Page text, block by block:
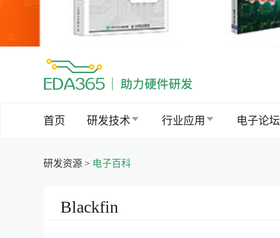
首页 研发技术 行业应用 电子论坛
研发资源 > 电子百科
Blackfin